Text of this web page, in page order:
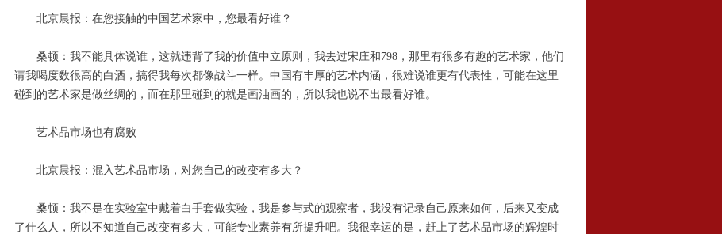
北京晨报：在您接触的中国艺术家中，您最看好谁？
桑顿：我不能具体说谁，这就违背了我的价值中立原则，我去过宋庄和798，那里有很多有趣的艺术家，他们
请我喝度数很高的白酒，搞得我每次都像战斗一样。中国有丰厚的艺术内涵，很难说谁更有代表性，可能在这里
碰到的艺术家是做丝绸的，而在那里碰到的就是画油画的，所以我也说不出最看好谁。
艺术品市场也有腐败
北京晨报：混入艺术品市场，对您自己的改变有多大？
桑顿：我不是在实验室中戴着白手套做实验，我是参与式的观察者，我没有记录自己原来如何，后来又变成
了什么人，所以不知道自己改变有多大，可能专业素养有所提升吧。我很幸运的是，赶上了艺术品市场的辉煌时